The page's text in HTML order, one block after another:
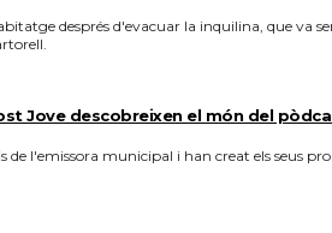
després d'evacuar la inquilina, que va
Jove descobreixen el món del
de l'emissora municipal i han creat els seus